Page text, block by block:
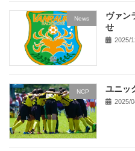
News
ヴァン
せ
2025/
NCP ユニッ
2025/